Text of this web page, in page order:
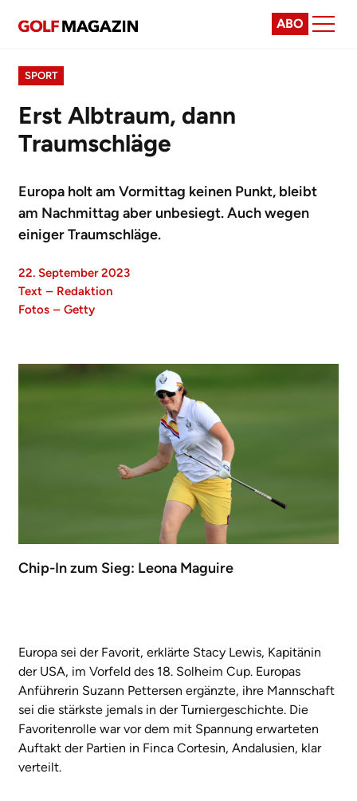
ABO
SPORT
Erst Albtraum, dann
Traumschläge
Europa holt am Vormittag keinen Punkt, bleibt
am Nachmittag aber unbesiegt. Auch wegen
einiger Traumschläge.
22. September 2023
Text – Redaktion
Fotos – Getty
Chip-In zum Sieg: Leona Maguire
Europa sei der Favorit, erklärte Stacy Lewis, Kapitänin
der USA, im Vorfeld des 18. Solheim Cup. Europas
Anführerin Suzann Pettersen ergänzte, ihre Mannschaft
sei die stärkste jemals in der Turniergeschichte. Die
Favoritenrolle war vor dem mit Spannung erwarteten
Auftakt der Partien in Finca Cortesin, Andalusien, klar
verteilt.